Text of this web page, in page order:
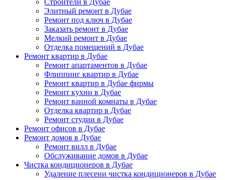
Строители в Дубае
Элитный ремонт в Дубае
Ремонт под ключ в Дубае
Заказать ремонт в Дубае
Мелкий ремонт в Дубае
Отделка помещений в Дубае
Ремонт квартир в Дубае
Ремонт апартаментов в Дубае
Флиппинг квартир в Дубае
Ремонт квартир в Дубае фирмы
Ремонт кухни в Дубае
Ремонт ванной комнаты в Дубае
Отделка квартир в Дубае
Ремонт студии в Дубае
Ремонт офисов в Дубае
Ремонт домов в Дубае
Ремонт вилл в Дубае
Обслуживание домов в Дубае
Чистка кондиционеров в Дубае
Удаление плесени чистка кондиционеров в Дубае